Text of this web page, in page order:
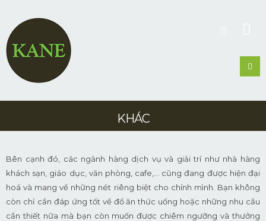
KHÁC
Bên cạnh đó, các ngành hàng dịch vụ và giải trí như nhà hàng
khách sạn, giáo dục, văn phòng, cafe,… cũng đang được hiện đại
hoá và mang về những nét riêng biệt cho chính mình. Bạn không
còn chỉ cần đáp ứng tốt về đồ ăn thức uống hoặc những nhu cầu
cần thiết nữa mà bạn còn muốn được chiêm ngưỡng và thưởng